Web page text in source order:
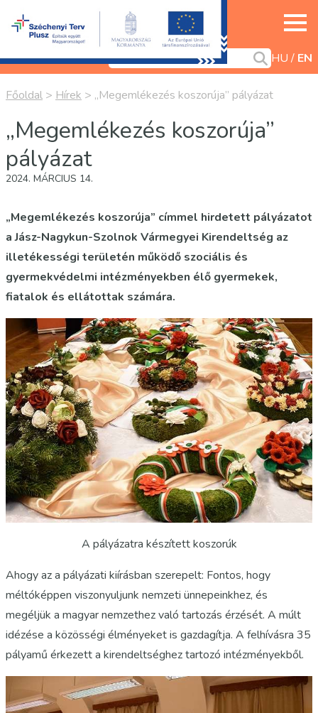
HU EN
Főoldal > Hírek > „Megemlékezés koszorúja” pályázat
„Megemlékezés koszorúja”
pályázat
2024. MÁRCIUS 14.
„Megemlékezés koszorúja” címmel hirdetett pályázatot
a Jász-Nagykun-Szolnok Vármegyei Kirendeltség az
illetékességi területén működő szociális és
gyermekvédelmi intézményekben élő gyermekek,
fiatalok és ellátottak számára.
A pályázatra készített koszorúk
Ahogy az a pályázati kiírásban szerepelt: Fontos, hogy
méltóképpen viszonyuljunk nemzeti ünnepeinkhez, és
megéljük a magyar nemzethez való tartozás érzését. A múlt
idézése a közösségi élményeket is gazdagítja. A felhívásra 35
pályamű érkezett a kirendeltséghez tartozó intézményekből.